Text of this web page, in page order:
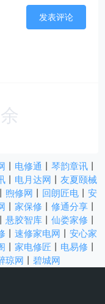
电修通 琴韵章讯
电月达网
友夏颐械
煦修网 回朗匠电
安
家保修 修通分享
悬胶智库 仙娄家修
速修家电网
安心家
家电修匠 电易修
琼网 碧城网